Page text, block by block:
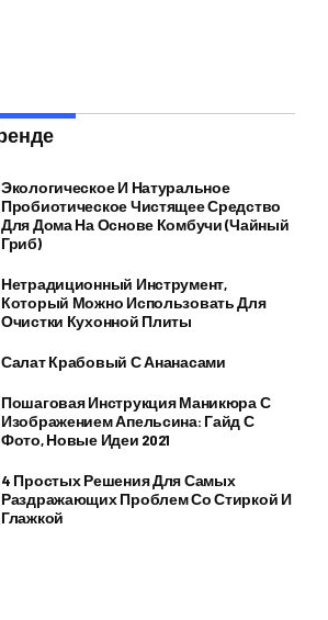
Экологическое И Натуральное
Пробиотическое Чистящее Средство
Для Дома На Основе Комбучи (чайный
Гриб)
Нетрадиционный Инструмент,
Который Можно Использовать Для
Очистки Кухонной Плиты
Салат Крабовый С Ананасами
Пошаговая Инструкция Маникюра С
Изображением Апельсина: Гайд С
Фото, Новые Идеи 2021
4 Простых Решения Для Самых
Раздражающих Проблем Со Стиркой И
Глажкой